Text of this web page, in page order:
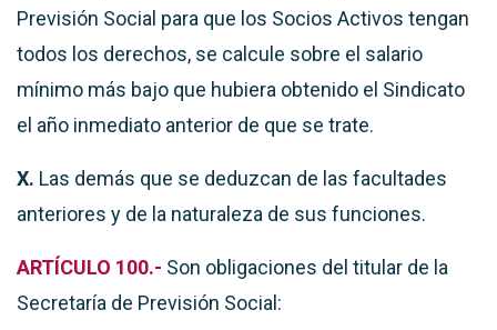
Previsión Social para que los Socios Activos tengan
todos los derechos, se calcule sobre el salario
mínimo más bajo que hubiera obtenido el Sindicato
el año inmediato anterior de que se trate.
X. Las demás que se deduzcan de las facultades
anteriores y de la naturaleza de sus funciones.
ARTÍCULO 100.- Son obligaciones del titular de la
Secretaría de Previsión Social: